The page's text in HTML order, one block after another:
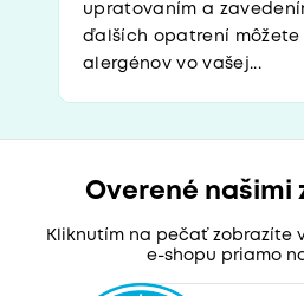
upratovaním a
ďalších opatrení môžete
alergénov vo vašej...
Overené našimi
Kliknutím na pečať zobrazíte
e-shopu priamo